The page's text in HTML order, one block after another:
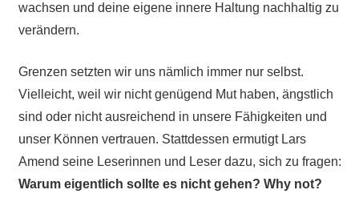
wachsen und deine eigene innere Haltung nachhaltig zu
verändern.
Grenzen setzten wir uns nämlich immer nur selbst.
Vielleicht, weil wir nicht genügend Mut haben, ängstlich
sind oder nicht ausreichend in unsere Fähigkeiten und
unser Können vertrauen. Stattdessen ermutigt Lars
Amend seine Leserinnen und Leser dazu, sich zu fragen:
Warum eigentlich sollte es nicht gehen? Why not?